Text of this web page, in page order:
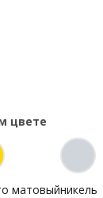
цвете
матовыйникель